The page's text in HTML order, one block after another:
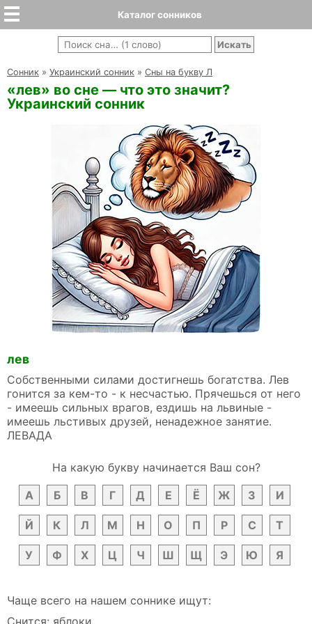
Каталог сонников
Cонник » Украинский сонник » Сны на букву Л
«лев» во сне — что это значит?
Украинский сонник
лев
Собственными силами достигнешь богатства. Лев
гонится за кем-то - к несчастью. Прячешься от него
- имеешь сильных врагов, ездишь на львиные -
имеешь льстивых друзей, ненадежное занятие.
ЛЕВАДА
На какую букву начинается Ваш сон?
А
Б В Г Д Е Ё Ж З И
Й К Л М Н О П Р С Т
У Ф Х Ц Ч Ш Щ Э Ю Я
Чаще всего на нашем соннике ищут: